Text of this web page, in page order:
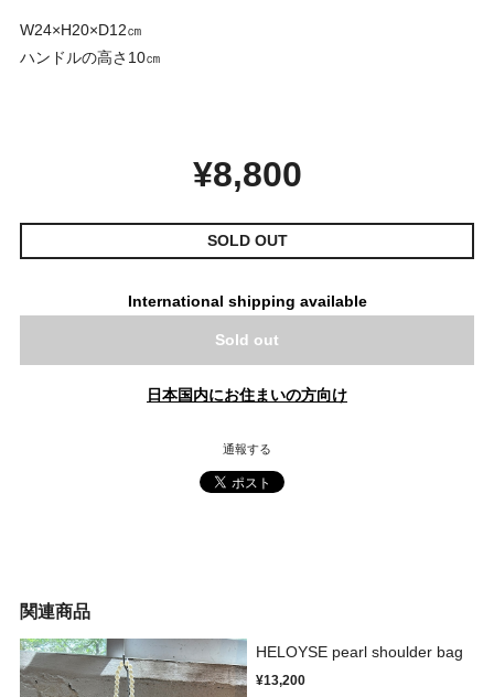
W24×H20×D12㎝
ハンドルの高さ10㎝
¥8,800
SOLD OUT
International shipping available
Sold out
日本国内にお住まいの方向け
通報する
関連商品
HELOYSE pearl shoulder bag
¥13,200